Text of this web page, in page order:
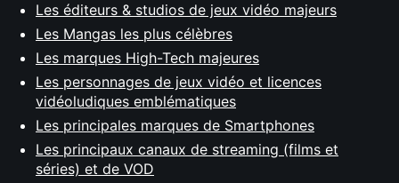
Les éditeurs & studios de jeux vidéo majeurs
Les Mangas les plus célèbres
Les marques High-Tech majeures
Les personnages de jeux vidéo et licences
vidéoludiques emblématiques
Les principales marques de Smartphones
Les principaux canaux de streaming (films et
séries) et de VOD